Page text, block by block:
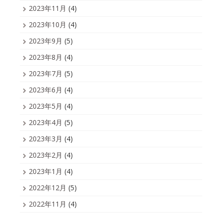
2023年11月 (4)
2023年10月 (4)
2023年9月 (5)
2023年8月 (4)
2023年7月 (5)
2023年6月 (4)
2023年5月 (4)
2023年4月 (5)
2023年3月 (4)
2023年2月 (4)
2023年1月 (4)
2022年12月 (5)
2022年11月 (4)